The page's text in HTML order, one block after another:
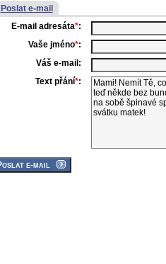
Poslat e-mail
E-mail adresáta*:
Vaše jméno*:
Váš e-mail:
Text přání*: